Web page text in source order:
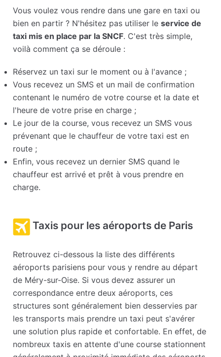
Vous voulez vous rendre dans une gare en taxi ou
bien en partir ? N'hésitez pas utiliser leservice de
taxi mis en place par la SNCF. C'est très simple,
voilà comment ça se déroule :
Réservez un taxi sur le moment ou à l'avance ;
Vous recevez un SMS et un mail de confirmation
contenant le numéro de votre course et la date et
l'heure de votre prise en charge ;
Le jour de la course, vous recevez un SMS vous
prévenant que le chauffeur de votre taxi est en
route ;
Enfin, vous recevez un dernier SMS quand le
chauffeur est arrivé et prêt à vous prendre en
charge.
Taxis pour les aéroports de Paris
Retrouvez ci-dessous la liste des différents
aéroports parisiens pour vous y rendre au départ
de Méry-sur-Oise. Si vous devez assurer un
correspondance entre deux aéroports, ces
structures sont généralement bien desservies par
les transports mais prendre un taxi peut s'avérer
une solution plus rapide et confortable. En effet, de
nombreux taxis en attente d'une course stationnent